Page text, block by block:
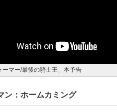
ーマー/最後の騎士王」本予告
ン：ホームカミング